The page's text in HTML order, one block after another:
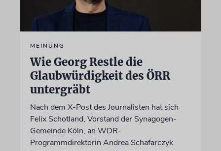
MEINUNG
Wie Georg Restle die
Glaubwürdigkeit des ÖRR
untergräbt
Nach dem X-Post des Journalisten hat sich
Felix Schotland, Vorstand der Synagogen-
Gemeinde Köln, an WDR-
Programmdirektorin Andrea Schafarczyk